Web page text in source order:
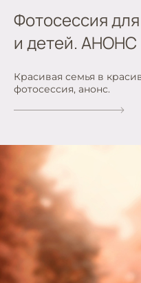
Фотосессия
и детей. АНОНС
Красивая семья в
фотосессия, анонс.